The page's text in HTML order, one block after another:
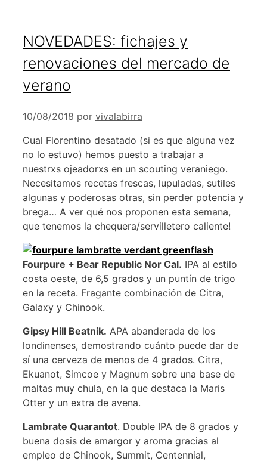
NOVEDADES: fichajes y
renovaciones del mercado de
verano
10/08/2018 por vivalabirra
Cual Florentino desatado (si es que alguna vez
no lo estuvo) hemos puesto a trabajar a
nuestrxs ojeadorxs en un scouting veraniego.
Necesitamos recetas frescas, lupuladas, sutiles
algunas y poderosas otras, sin perder potencia y
brega… A ver qué nos proponen esta semana,
que tenemos la chequera/servilletero caliente!
Fourpure + Bear Republic Nor Cal. IPA al estilo
costa oeste, de 6,5 grados y un puntín de trigo
en la receta. Fragante combinación de Citra,
Galaxy y Chinook.
Gipsy Hill Beatnik. APA abanderada de los
londinenses, demostrando cuánto puede dar de
sí una cerveza de menos de 4 grados. Citra,
Ekuanot, Simcoe y Magnum sobre una base de
maltas muy chula, en la que destaca la Maris
Otter y un extra de avena.
Lambrate Quarantot. Double IPA de 8 grados y
buena dosis de amargor y aroma gracias al
empleo de Chinook, Summit, Centennial,